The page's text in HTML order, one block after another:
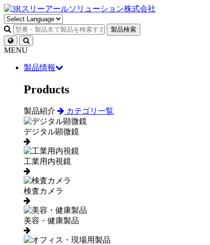
製品検索
MENU
製品情報
Products
製品紹介 カテゴリ一覧
デジタル顕微鏡
工業用内視鏡
検査カメラ
美容・健康製品